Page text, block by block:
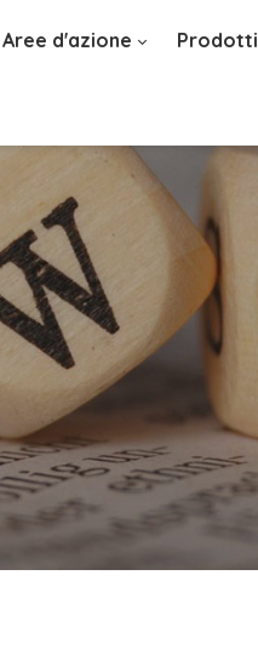
Aree d'azione Prodotti